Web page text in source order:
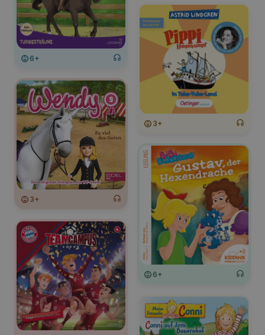
6+
3+
3+
6+